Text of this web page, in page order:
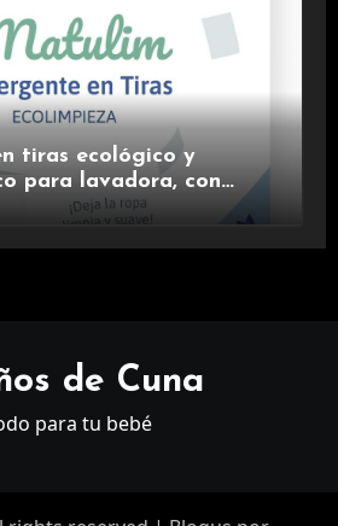
tiras ecológico y
para lavadora, con
y fragancia de
de Cuna
para tu bebé